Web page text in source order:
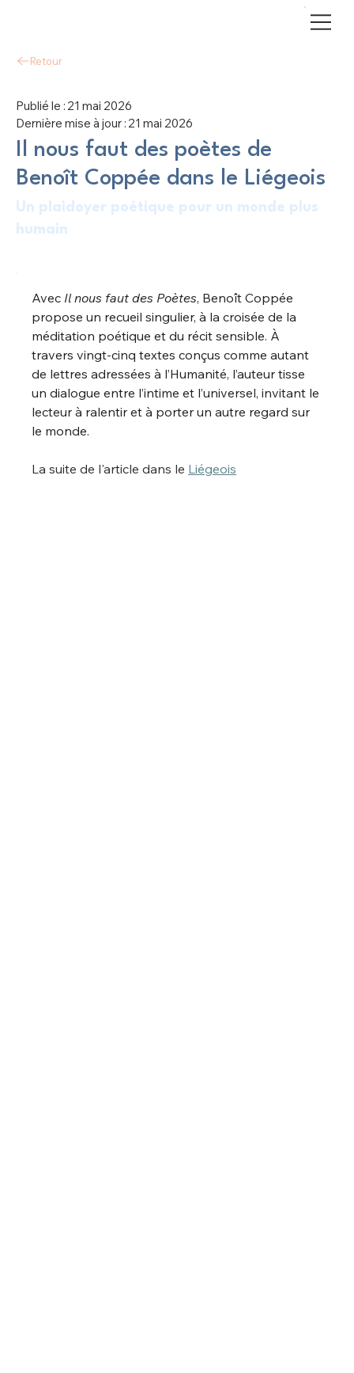
Retour
Publié le : 21 mai 2026
Dernière mise à jour : 21 mai 2026
Il nous faut des poètes de
Benoît Coppée dans le Liégeois
Un plaidoyer poétique pour un monde plus
humain
Avec Il nous faut des Poètes, Benoît Coppée
propose un recueil singulier, à la croisée de la
méditation poétique et du récit sensible. À
travers vingt-cinq textes conçus comme autant
de lettres adressées à l’Humanité, l’auteur tisse
un dialogue entre l’intime et l’universel, invitant le
lecteur à ralentir et à porter un autre regard sur
le monde.
La suite de l'article dans le Liégeois